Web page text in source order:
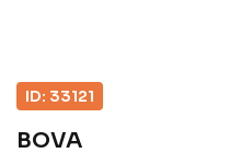
ID: 33121
BOVA